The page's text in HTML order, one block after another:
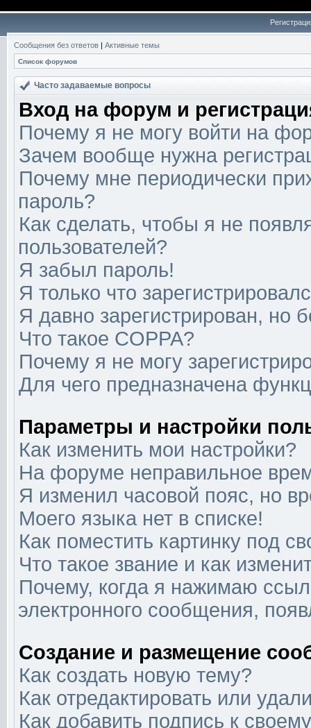
Сообщения без ответов | Активные темы
Список форумов
Часто задаваемые вопросы
Вход на форум и
Почему я не могу войти на
Зачем вообще нужна
Почему мне периодически
пароль?
Как сделать, чтобы я не
пользователей?
Я забыл пароль!
Я только что
Я давно зарегистрирован, но
Что такое COPPA?
Почему я не могу
Для чего предназначена
Параметры и настройки
Как изменить мои настройки?
На форуме неправильное
Я изменил часовой пояс, но
Моего языка нет в списке!
Как поместить картинку под
Что такое звание и как
Почему, когда я нажимаю
электронного сообщения,
Создание и размещение
Как создать новую тему?
Как отредактировать или
Как добавить подпись к